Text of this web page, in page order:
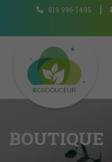
819 996-1495
BOUTIQUE